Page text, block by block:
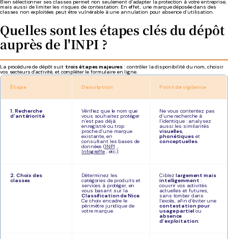
Bien sélectionner ses classes permet non seulement d’adapter la protection à votre entreprise,
mais aussi de limiter les risques de contestation. En effet, une marque déposée dans des
classes non exploitées peut être vulnérable à une annulation pour absence d’utilisation.
Quelles sont les étapes clés du dépôt
auprès de l'INPI ?
La procédure de dépôt suit trois étapes majeures : contrôler la disponibilité du nom, choisir
vos secteurs d'activité, et compléter le formulaire en ligne.
Étape Description Point de vigilance
1. Recherche
d'antériorité
Vérifiez que le nom que
vous souhaitez protéger
n’est pas déjà
enregistré ou trop
proche d’une marque
existante, en
consultant les bases de
données (INPI ,
Infogreffe, etc.).
Ne vous contentez pas
d’une recherche à
l’identique : analysez
aussi les similarités
visuelles,
phonétiqueset
conceptuelles.
2. Choix des
classes
Déterminez les
catégories de produits et
services à protéger, en
vous basant sur la
Classification de Nice.
Ce choix encadre le
périmètre juridique de
votre marque.
Ciblezlargement mais
intelligemment :
couvrir vos activités
actuelles et futures,
sans tomber dans
l’excès, afin d’éviter une
contestation pour
usage partiel ou
absence
d’exploitation.